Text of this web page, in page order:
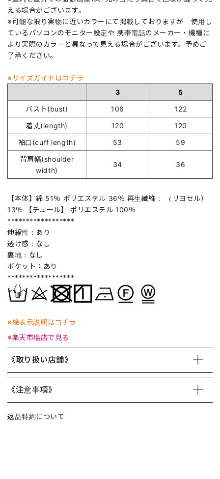
える場合がございます。
※可能な限り実物に近いカラーにて掲載しておりますが 使用し
ているパソコンのモニター設定や 携帯電話のメーカー・機種に
より実際のカラーと異なって見える場合がございます。予めご
了承ください。
※サイズガイドはコチラ
3
5
バスト(bust)
106
122
着丈(length)
120
120
袖口(cuff length)
53
59
背肩幅(shoulder
width)
34 36
【本体】綿 51％ ポリエステル 36％ 再生繊維： （リヨセル）
13％ 【チュール】 ポリエステル 100％
******************
伸縮性：あり
透け感：なし
裏地：なし
ポケット：あり
******************
※絵表示説明はコチラ
※楽天市場店で見る
《取り扱い店舗》
《注意事項》
返品特約について